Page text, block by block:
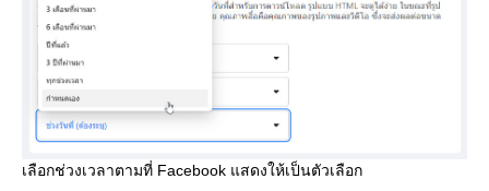
เลือกช่วงเวลาตามที่ Facebook แสดงให้เป็นตัวเลือก